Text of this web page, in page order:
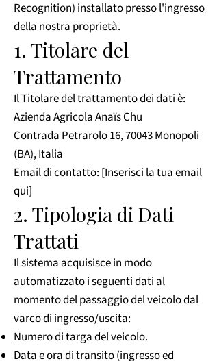
Recognition) installato presso l'ingresso
della nostra proprietà.
1. Titolare del
Trattamento
Il Titolare del trattamento dei dati è:
Azienda Agricola Anaïs Chu
Contrada Petrarolo 16, 70043 Monopoli
(BA), Italia
Email di contatto: [Inserisci la tua email
qui]
2. Tipologia di Dati
Trattati
Il sistema acquisisce in modo
automatizzato i seguenti dati al
momento del passaggio del veicolo dal
varco di ingresso/uscita:
Numero di targa del veicolo.
Data e ora di transito (ingresso ed